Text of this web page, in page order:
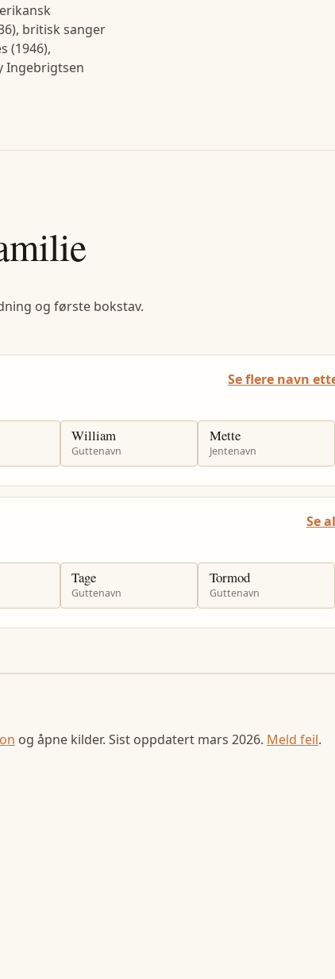
britisk sanger
(1946),
Ingebrigtsen
og første bokstav.
Se flere navn
William
Guttenavn
Mette
Jentenavn
Se
Tage
Guttenavn
Tormod
Guttenavn
og åpne kilder. Sist oppdatert mars 2026. Meld feil.